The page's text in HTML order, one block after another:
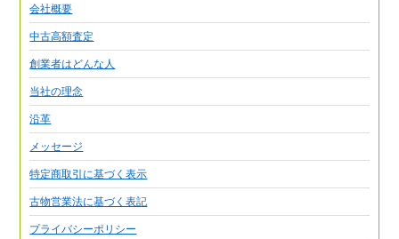
会社概要
中古高額査定
創業者はどんな人
当社の理念
沿革
メッセージ
特定商取引に基づく表示
古物営業法に基づく表記
プライバシーポリシー